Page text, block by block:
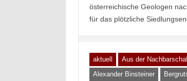
österreichische Geologen
für das plötzliche
aktuell Aus der
Alexander Binsteiner